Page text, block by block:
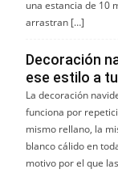
una estancia de 10
arrastran […]
Decoración
ese estilo a
La decoración
funciona por
mismo rellano, la
blanco cálido en
motivo por el que